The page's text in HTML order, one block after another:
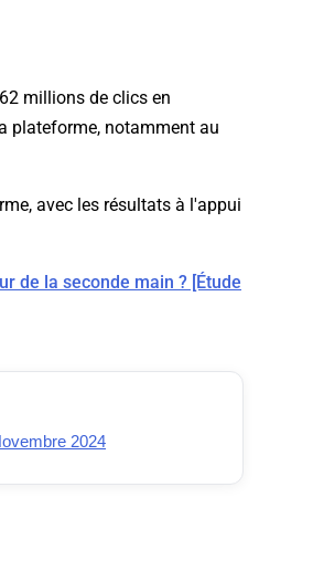
millions de clics en
plateforme, notamment au
avec les résultats à l'appui
de la seconde main ? [Étude
2024